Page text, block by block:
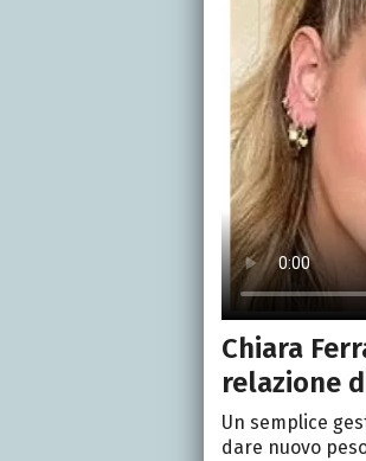
Chiara
relazione
Un semplice
dare nuovo